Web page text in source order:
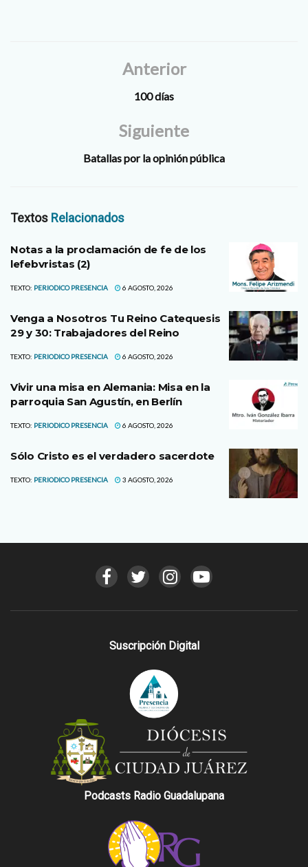
Anterior
100 días
Siguiente
Batallas por la opinión pública
Textos Relacionados
Notas a la proclamación de fe de los
lefebvristas (2)
TEXTO: PERIODICO PRESENCIA 6 AGOSTO, 2026
Venga a Nosotros Tu Reino Catequesis
29 y 30: Trabajadores del Reino
TEXTO: PERIODICO PRESENCIA 6 AGOSTO, 2026
Vivir una misa en Alemania: Misa en la
parroquia San Agustín, en Berlín
TEXTO: PERIODICO PRESENCIA 6 AGOSTO, 2026
Sólo Cristo es el verdadero sacerdote
TEXTO: PERIODICO PRESENCIA 3 AGOSTO, 2026
Suscripción Digital
Podcasts Radio Guadalupana